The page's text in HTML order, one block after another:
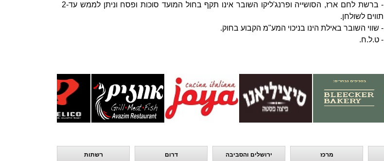
- ברשת לחם ארז, הסושייה ופרנג'ליקו השובר אינו תקף בחול המועד סוכות ופסח וניתן לממש עד-2
תווים לשולחן.
- שווי השובר באילת הינו בניכוי המע"מ הקבוע בחוק.
- ט.ל.ח.
מרכז ירושלים והסביבה דרום רשתות